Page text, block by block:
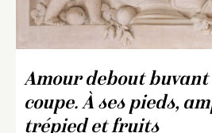
Amour debout buvant
coupe. À ses pieds,
trépied et fruits